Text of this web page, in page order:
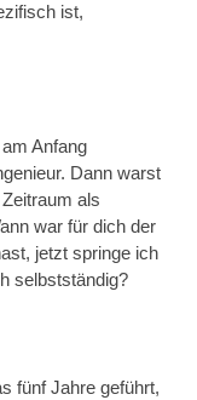
ist,
Anfang
Dann warst
als
war für dich der
jetzt springe ich
selbstständig?
fünf Jahre geführt,